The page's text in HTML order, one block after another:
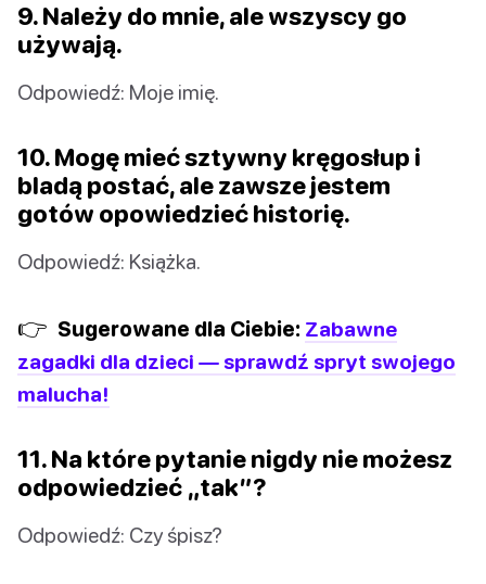
9. Należy do mnie, ale wszyscy go
używają.
Odpowiedź: Moje imię.
10. Mogę mieć sztywny kręgosłup i
bladą postać, ale zawsze jestem
gotów opowiedzieć historię.
Odpowiedź: Książka.
👉 Sugerowane dla Ciebie: Zabawne
zagadki dla dzieci — sprawdź spryt swojego
malucha!
11. Na które pytanie nigdy nie możesz
odpowiedzieć „tak”?
Odpowiedź: Czy śpisz?